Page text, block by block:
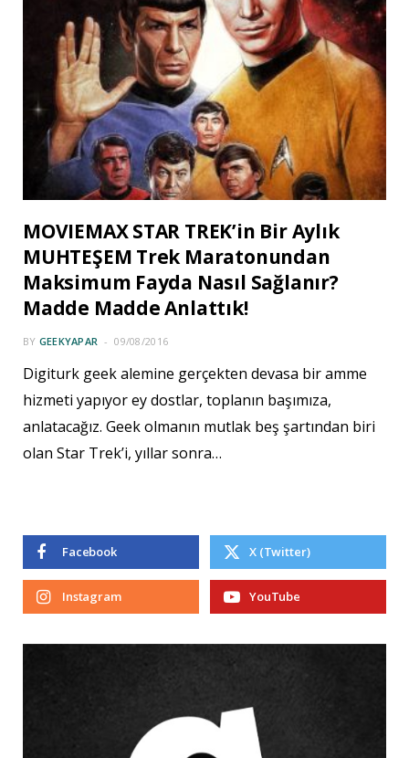
MOVIEMAX STAR TREK’in Bir Aylık
MUHTEŞEM Trek Maratonundan
Maksimum Fayda Nasıl Sağlanır?
Madde Madde Anlattık!
BY GEEKYAPAR 09/08/2016
Digiturk geek alemine gerçekten devasa bir amme
hizmeti yapıyor ey dostlar, toplanın başımıza,
anlatacağız. Geek olmanın mutlak beş şartından biri
olan Star Trek’i, yıllar sonra…
Facebook X (Twitter)
Instagram YouTube